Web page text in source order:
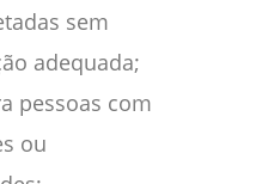
sem
adequada;
pessoas com
ou